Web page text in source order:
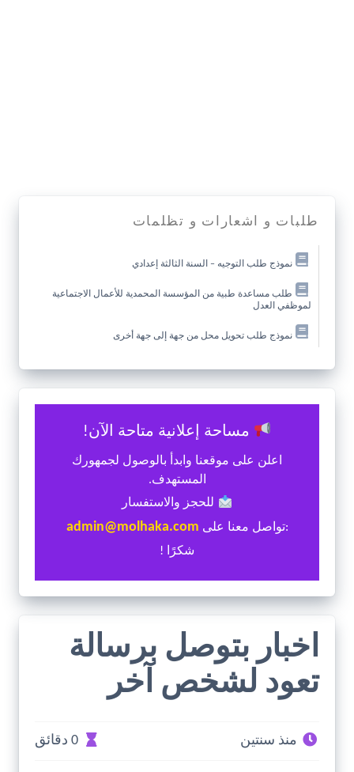
طلبات و اشعارات و تظلمات
نموذج طلب التوجيه – السنة الثالثة إعدادي
طلب مساعدة طبية من المؤسسة المحمدية للأعمال الاجتماعية
لموظفي العدل
نموذج طلب تحويل محل من جهة إلى جهة أخرى
مساحة إعلانية متاحة الآن!
اعلن على موقعنا وابدأ بالوصول لجمهورك
المستهدف.
للحجز والاستفسار
:تواصل معنا على admin@molhaka.com
شكرًا !
اخبار بتوصل برسالة
تعود لشخص آخر
منذ سنتين 0 دقائق